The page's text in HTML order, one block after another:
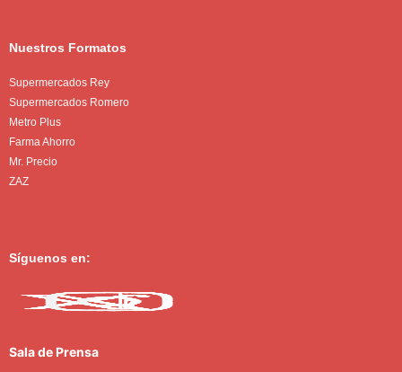
Nuestros Formatos
Supermercados Rey
Supermercados Romero
Metro Plus
Farma Ahorro
Mr. Precio
ZAZ
Síguenos en:
Sala de Prensa